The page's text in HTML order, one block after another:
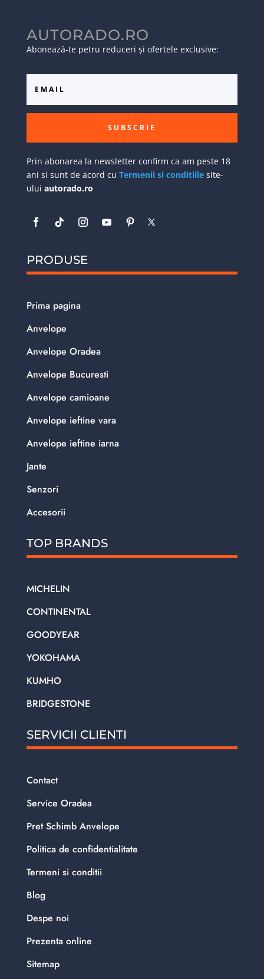
AUTORADO.RO
Abonează-te petru reduceri și ofertele exclusive:
SUBSCRIE
Prin abonarea la newsletter confirm ca am peste 18
ani si sunt de acord cu Termenii si conditiilesite-
ului autorado.ro
PRODUSE
Prima pagina
Anvelope
Anvelope Oradea
Anvelope Bucuresti
Anvelope camioane
Anvelope ieftine vara
Anvelope ieftine iarna
Jante
Senzori
Accesorii
TOP BRANDS
MICHELIN
CONTINENTAL
GOODYEAR
YOKOHAMA
KUMHO
BRIDGESTONE
SERVICII CLIENTI
Contact
Service Oradea
Pret Schimb Anvelope
Politica de confidentialitate
Termeni si conditii
Blog
Despe noi
Prezenta online
Sitemap